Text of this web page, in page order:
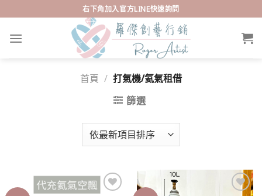
to
content
右下角加入官方LINE快速詢問
首頁 / 打氣機/氦氣租借
篩選